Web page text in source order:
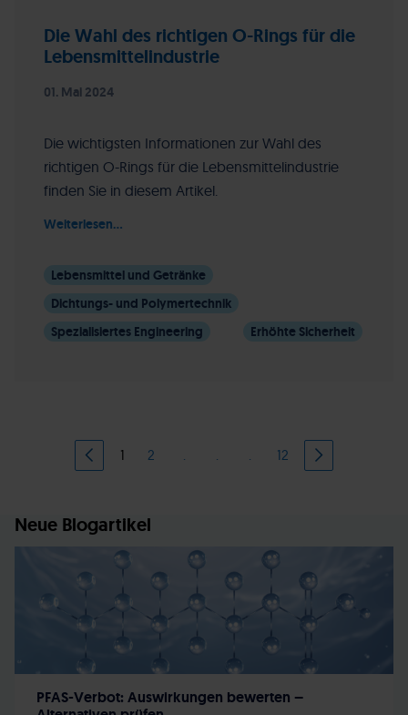
Die Wahl des richtigen O-Rings für die
Lebensmittelindustrie
01. Mai 2024
Die wichtigsten Informationen zur Wahl des
richtigen O-Rings für die Lebensmittelindustrie
finden Sie in diesem Artikel.
Weiterlesen...
Lebensmittel und Getränke
Dichtungs- und Polymertechnik
Spezialisiertes Engineering
Erhöhte Sicherheit
1 2 . . . 12
Neue Blogartikel
PFAS-Verbot: Auswirkungen bewerten –